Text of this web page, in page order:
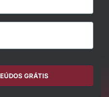
GRÁTIS